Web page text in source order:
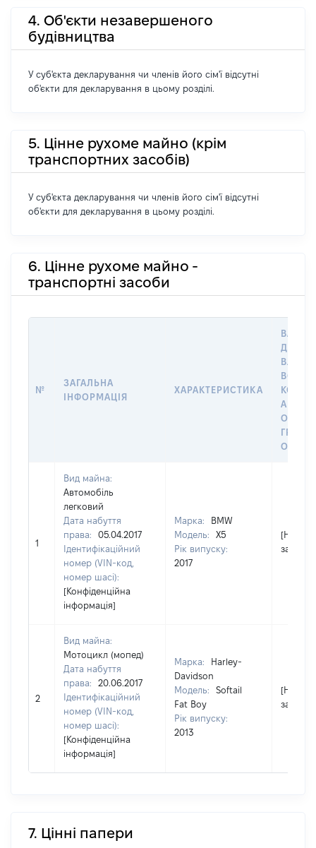
4. Об'єкти незавершеного
будівництва
У суб'єкта декларування чи членів його сім'ї відсутні
об'єкти для декларування в цьому розділі.
5. Цінне рухоме майно (крім
транспортних засобів)
У суб'єкта декларування чи членів його сім'ї відсутні
об'єкти для декларування в цьому розділі.
6. Цінне рухоме майно -
транспортні засоби
№
ЗАГАЛЬНА
ІНФОРМАЦІЯ
ХАРАКТЕРИСТИКА
ДАТУ
АБО
1
Вид майна:
Автомобіль
легковий
Дата набуття
права:
05.04.2017
Ідентифікаційний
номер (VIN-код,
номер шасі):
[Конфіденційна
інформація]
Марка:
BMW
Модель:
X5
Рік випуску:
2017
[Не
2
Вид майна:
Мотоцикл (мопед)
Дата набуття
права:
20.06.2017
Ідентифікаційний
номер (VIN-код,
номер шасі):
[Конфіденційна
інформація]
Марка:
Harley-
Davidson
Модель:
Softail
Fat Boy
Рік випуску:
2013
[Не
7. Цінні папери